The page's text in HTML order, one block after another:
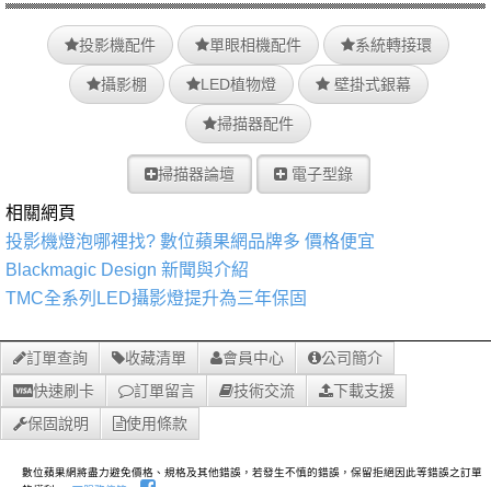
投影機配件 單眼相機配件 系統轉接環
攝影棚 LED植物燈 壁掛式銀幕
掃描器配件
掃描器論壇 電子型錄
相關網頁
投影機燈泡哪裡找? 數位蘋果網品牌多 價格便宜
Blackmagic Design 新聞與介紹
TMC全系列LED攝影燈提升為三年保固
訂單查詢 收藏清單 會員中心
公司簡介
快速刷卡
訂單留言 技術交流
下載支援
保固說明
使用條款
數位蘋果網將盡力避免價格、規格及其他錯誤，若發生不慎的錯誤，保留拒絕因此等錯誤之訂單